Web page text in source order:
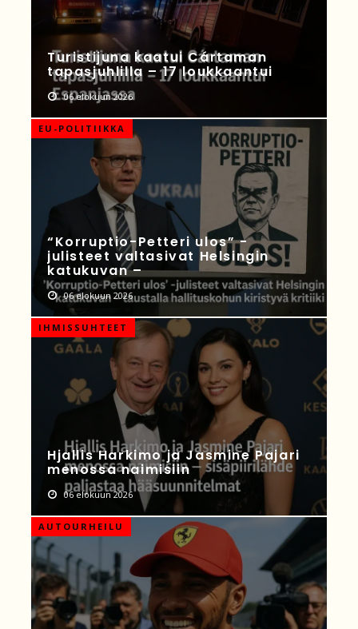
Turistijuna kaatui Cártaman
tapasjuhlilla – 17 loukkaantui
06 elokuun 2026
EU-POLITIIKKA
“Korruptio-Petteri ulos” -
julisteet valtasivat Helsingin
katukuvan –
06 elokuun 2026
IHMISSUHTEET
Hjallis Harkimo ja Jasmine Pajari
menossa naimisiin
06 elokuun 2026
AUTOURHEILU